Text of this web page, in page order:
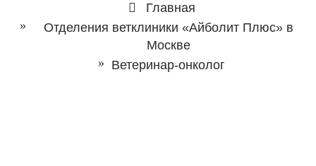
Главная
Отделения ветклиники «Айболит Плюс» в
Москве
Ветеринар-онколог